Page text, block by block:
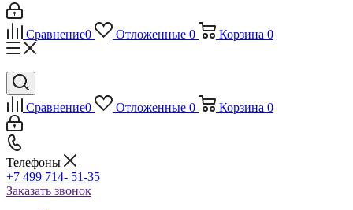
Сравнение0 Отложенные 0 Корзина 0
Сравнение0 Отложенные 0 Корзина 0
Телефоны
+7 499 714- 51-35
Заказать звонок